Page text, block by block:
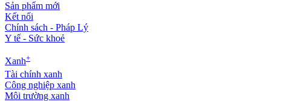
Sản phẩm mới
Kết nối
Chính sách - Pháp Lý
Y tế - Sức khoẻ
Xanh+
Tài chính xanh
Công nghiệp xanh
Môi trường xanh